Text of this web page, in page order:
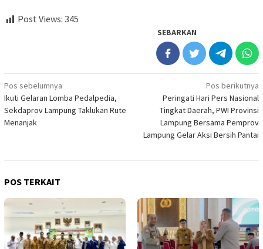
Post Views: 345
SEBARKAN
Navigasi
pos
Pos sebelumnya
Ikuti Gelaran Lomba Pedalpedia,
Sekdaprov Lampung Taklukan Rute
Menanjak
Pos berikutnya
Peringati Hari Pers Nasional
Tingkat Daerah, PWI Provinsi
Lampung Bersama Pemprov
Lampung Gelar Aksi Bersih Pantai
POS TERKAIT